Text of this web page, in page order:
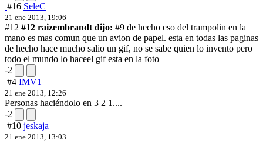
#16 SeleC
21 ene 2013, 19:06
#12 #12 raizembrandt dijo: #9 de hecho eso del trampolin en la
mano es mas comun que un avion de papel. esta en todas las paginas
de hecho hace mucho salio un gif, no se sabe quien lo invento pero
todo el mundo lo haceel gif esta en la foto
-2
#4 IMV1
21 ene 2013, 12:26
Personas haciéndolo en 3 2 1....
-2
#10 jeskaja
21 ene 2013, 13:03